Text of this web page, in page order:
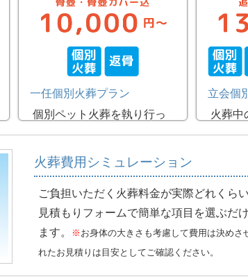
一任個別火葬プラン
個別ペット火葬を執り行っ
た後、スタッフの手でご遺
にご遺骨をお納めし骨壺カ
バーにお入れした状態でご
自宅にお届けいたします。
立会個
火葬中
拾いを
※ご自
い場合
ざい
火葬費用シミュレーション
ご負担いただく火葬料金が実際どれくら
見積もりフォームで簡単な項目を選ぶだ
ます。
※ お身体の大きさも考慮して費用は決めさ
れたお見積りは目安としてご確認ください。